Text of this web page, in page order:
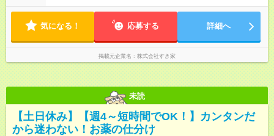
気になる！ 応募する 詳細へ
掲載元企業名 株式会社すき家
未読
【土日休み】【週4～短時間でOK！】カンタンだ
から迷わない！お薬の仕分け